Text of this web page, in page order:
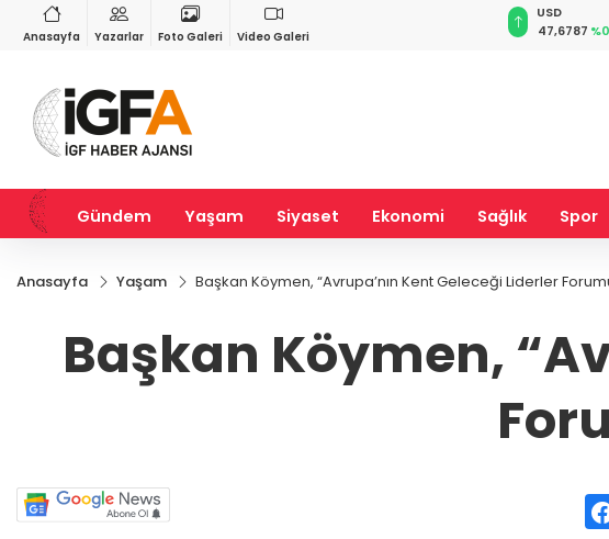
Anasayfa Yazarlar Foto Galeri Video Galeri
%2,59
BIST 100
13.779,39%-0,14
EUR
55,1254
Gündem Yaşam Siyaset Ekonomi Sağlık Spor
Anasayfa Yaşam Başkan Köymen, “Avrupa’nın Kent Geleceği Liderler
Başkan Köymen,